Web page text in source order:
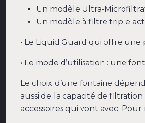
Un modèle Ultra-
Un modèle à filtre triple
• Le Liquid Guard qui offre
• Le mode d’utilisation : une
Le choix d’une fontaine
aussi de la capacité de
accessoires qui vont avec.